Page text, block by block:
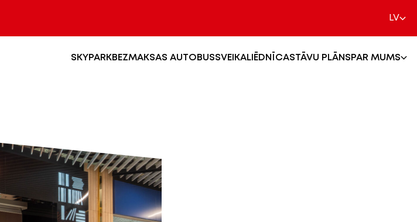
LV
SKYPARKBEZMAKSAS AUTOBUSSVEIKALI ĒDNĪCASTĀVU PLĀNS PAR MUMS